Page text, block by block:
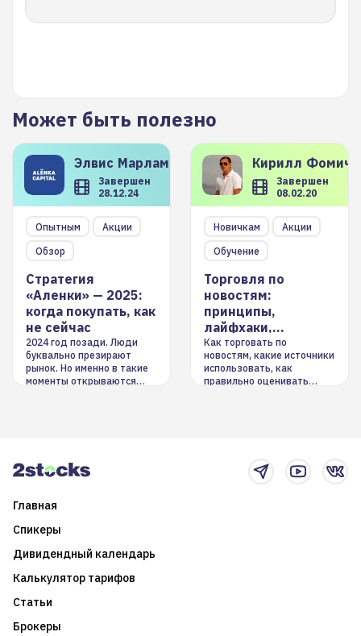
Может быть полезно
Элвис Марламов
Завершен
28.12.24
Опытным
Акции
Обзор
Стратегия
«Аленки» — 2025:
когда покупать, как
не сейчас
2024 год позади. Люди
буквально презирают
рынок. Но именно в такие
моменты открываются
Кирилл
Завершен
08.02.20
Новичкам
Акции
Обучение
Торговля по
новостям:
принципы,
лайфхаки,
инструменты
Как торговать по
новостям, какие источники
использовать, как
правильно оценивать
Главная
Спикеры
Дивидендный календарь
Калькулятор тарифов
Статьи
Брокеры